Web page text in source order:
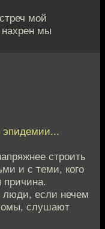
мой
мы
эпидемии...
строить
и с теми, кого
причина.
люди, если нечем
слушают